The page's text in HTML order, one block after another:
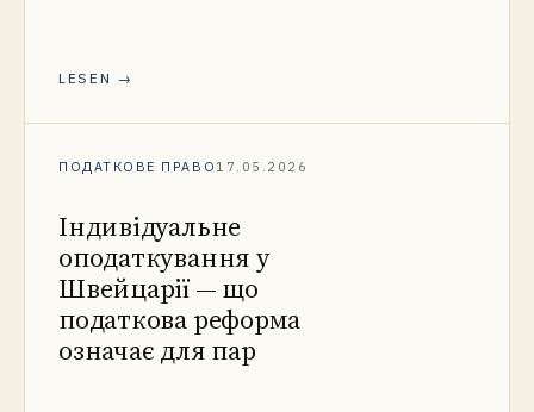
LESEN →
ПОДАТКОВЕ ПРАВО17.05.2026
Індивідуальне
оподаткування у
Швейцарії — що
податкова реформа
означає для пар